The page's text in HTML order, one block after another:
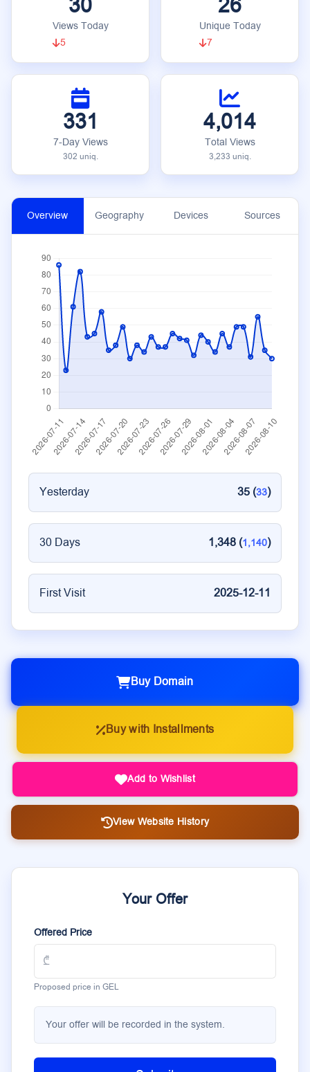
30
Views Today
5
26
Unique Today
7
331
7-Day Views
302 uniq.
4,014
Total Views
3,233 uniq.
Overview Geography Devices Sources
Yesterday 35 (33)
30 Days 1,348 (1,140)
First Visit 2025-12-11
Buy Domain
Buy with Installments
Add to Wishlist
View Website History
Your Offer
Offered Price
Proposed price in GEL
Your offer will be recorded in the system.